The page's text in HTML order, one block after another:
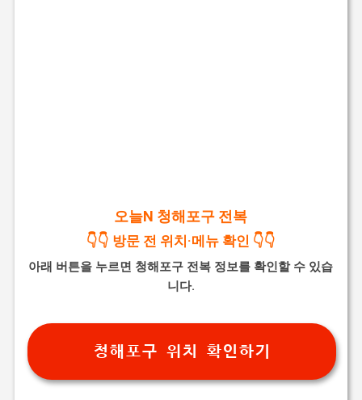
오늘N 청해포구 전복
👇👇 방문 전 위치·메뉴 확인 👇👇
아래 버튼을 누르면 청해포구 전복 정보를 확인할 수 있습
니다.
청해포구 위치 확인하기